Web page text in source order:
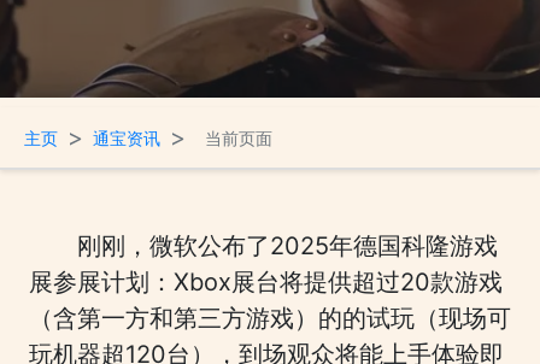
主页 > 通宝资讯 > 当前页面
刚刚，微软公布了2025年德国科隆游戏
展参展计划：Xbox展台将提供超过20款游戏
（含第一方和第三方游戏）的的试玩（现场可
玩机器超120台），到场观众将能上手体验即